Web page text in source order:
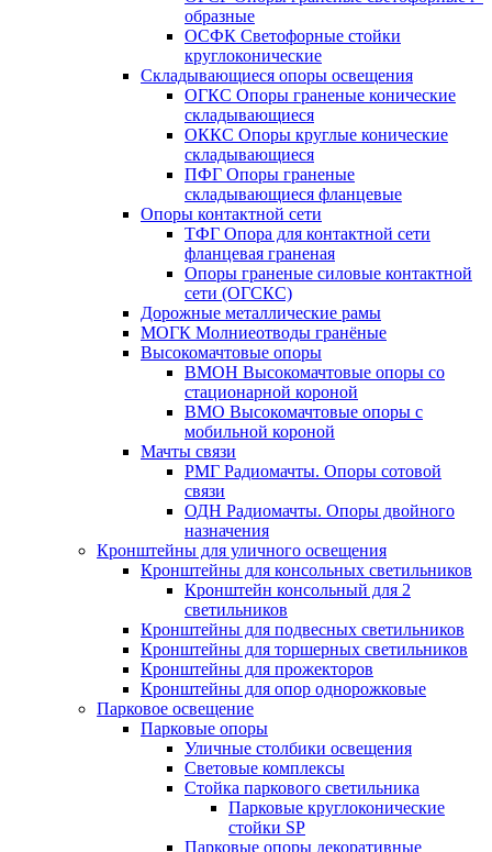
образные
ОСФК Светофорные стойки
круглоконические
Складывающиеся опоры освещения
ОГКС Опоры граненые конические
складывающиеся
ОККС Опоры круглые конические
складывающиеся
ПФГ Опоры граненые
складывающиеся фланцевые
Опоры контактной сети
ТФГ Опора для контактной сети
фланцевая граненая
Опоры граненые силовые контактной
сети (ОГСКС)
Дорожные металлические рамы
МОГК Молниеотводы гранёные
Высокомачтовые опоры
ВМОН Высокомачтовые опоры со
стационарной короной
ВМО Высокомачтовые опоры с
мобильной короной
Мачты связи
РМГ Радиомачты. Опоры сотовoй
связи
ОДН Радиомачты. Опоры двойного
назначения
Кронштейны для уличного освещения
Кронштейны для консольных светильников
Кронштейн консольный для 2
светильников
Кронштейны для подвесных светильников
Кронштейны для торшерных светильников
Кронштейны для прожекторов
Кронштейны для опор однорожковые
Парковое освещение
Парковые опоры
Уличные столбики освещения
Световые комплексы
Стойка паркового светильника
Парковые круглоконические
стойки SP
Парковые опоры декоративные